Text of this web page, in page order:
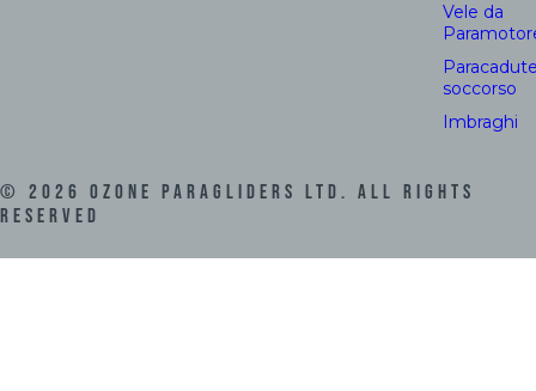
Vele da
soccorso
Imbraghi
© 2026 Ozone Paragliders LTD. All Rights
Reserved